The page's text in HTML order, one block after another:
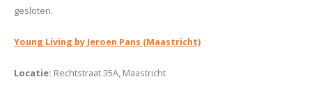
gesloten.
Young Living by Jeroen Pans (Maastricht)
Locatie: Rechtstraat 35A, Maastricht